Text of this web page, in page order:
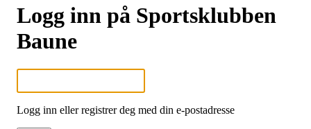
Logg inn på Sportsklubben
Baune
Logg inn eller registrer deg med din e-postadresse